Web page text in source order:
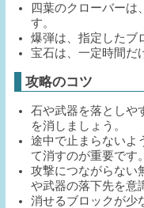
四葉のクローバーは
す。
爆弾は、指定したブ
宝石は、一定時間だ
攻略のコツ
石や武器を落としや
を消しましょう。
途中で止まらないよ
て消すのが重要です。
攻撃につながらない
や武器の落下先を意
消せるブロックが少